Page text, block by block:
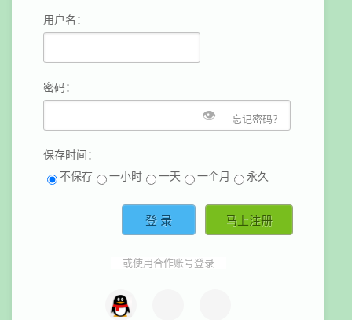
用户名：
密码：
忘记密码？
👁
保存时间：
不保存
一小时 一天 一个月 永久
或使用合作账号登录